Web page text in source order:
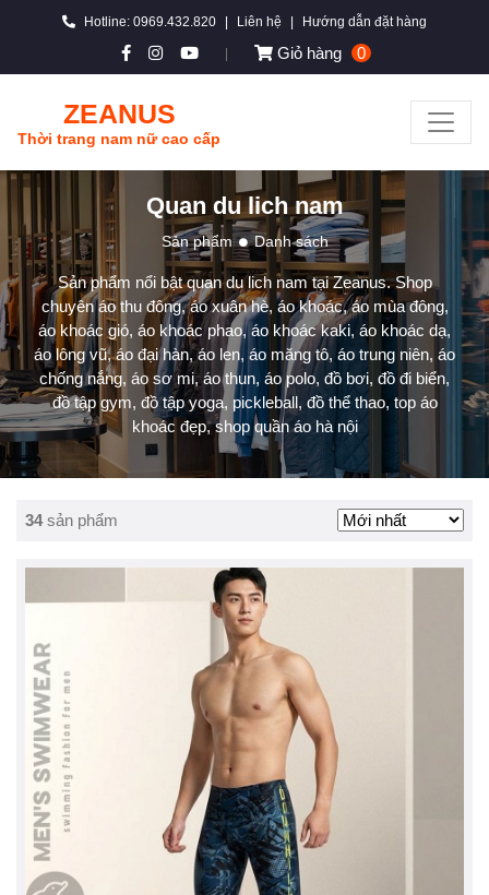
Hotline: 0969.432.820 Liên hệ Hướng dẫn đặt hàng
Giỏ hàng 0
ZEANUS
Thời trang nam nữ cao cấp
Quan du lich nam
Sản phẩm Danh sách
Sản phẩm nổi bật quan du lich nam tại Zeanus. Shop
chuyên áo thu đông, áo xuân hè, áo khoác, áo mùa đông,
áo khoác gió, áo khoác phao, áo khoác kaki, áo khoác dạ,
áo lông vũ, áo đại hàn, áo len, áo măng tô, áo trung niên, áo
chống nắng, áo sơ mi, áo thun, áo polo, đồ bơi, đồ đi biển,
đồ tập gym, đồ tập yoga, pickleball, đồ thể thao, top áo
khoác đẹp, shop quần áo hà nội
34sản phẩm